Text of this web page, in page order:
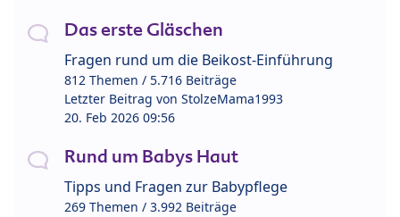
Das erste Gläschen
Fragen rund um die Beikost-Einführung
812 Themen / 5.716 Beiträge
Letzter Beitrag von StolzeMama1993
20. Feb 2026 09:56
Rund um Babys Haut
Tipps und Fragen zur Babypflege
269 Themen / 3.992 Beiträge